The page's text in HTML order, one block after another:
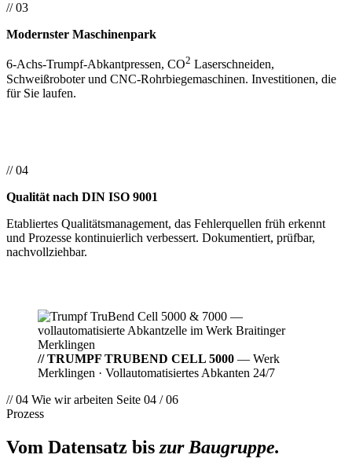
// 03
Modernster Maschinenpark
6-Achs-Trumpf-Abkantpressen, CO2 Laserschneiden,
Schweißroboter und CNC-Rohrbiegemaschinen. Investitionen, die
für Sie laufen.
// 04
Qualität nach DIN ISO 9001
Etabliertes Qualitäts­management, das Fehler­quellen früh erkennt
und Prozesse kontinuierlich verbessert. Dokumentiert, prüfbar,
nachvollziehbar.
// TRUMPF TRUBEND CELL 5000 — Werk
Merklingen · Vollautomatisiertes Abkanten 24/7
// 04 Wie wir arbeiten Seite 04 / 06
Prozess
Vom Datensatz bis zur Baugruppe.